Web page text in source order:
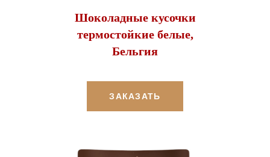
Шоколадные кусочки
термостойкие белые,
Бельгия
ЗАКАЗАТЬ